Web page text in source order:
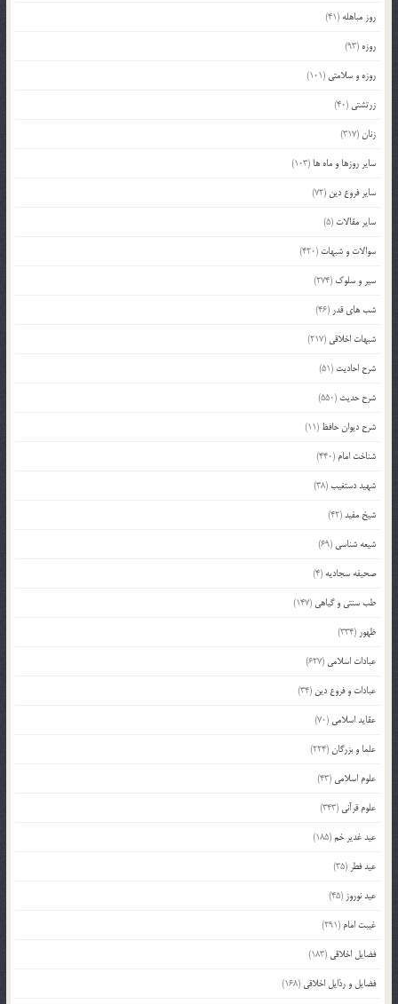
روز مباهله (41)
روزه (93)
روزه و سلامتی (101)
زرتشتی (40)
زنان(317)
سایر روزها و ماه ها (103)
سایر فروع دین (72)
سایر مقالات (5)
سوالات و شبهات (420)
سیر و سلوک (274)
شب های قدر (46)
شبهات اخلاقی (217)
شرح احادیث (51)
شرح حدیث (550)
شرح دیوان حافظ (11)
شناخت امام (440)
شهید دستغیب(38)
شیخ مفید(42)
شیعه شناسی (69)
صحیفه سجادیه (4)
طب سنتی و گیاهی (147)
ظهور (334)
عبادات اسلامی (627)
عبادات و فروع دین (34)
عقاید اسلامی (70)
علما و بزرگان(224)
علوم اسلامی (43)
علوم قرآنی (343)
عید غدیر خم(185)
عید فطر (35)
عید نوروز (45)
غیبت امام (291)
فضایل اخلاقی (183)
فضایل و رذایل اخلاقی (168)